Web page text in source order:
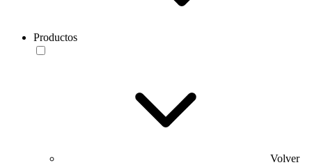
Productos
Volver